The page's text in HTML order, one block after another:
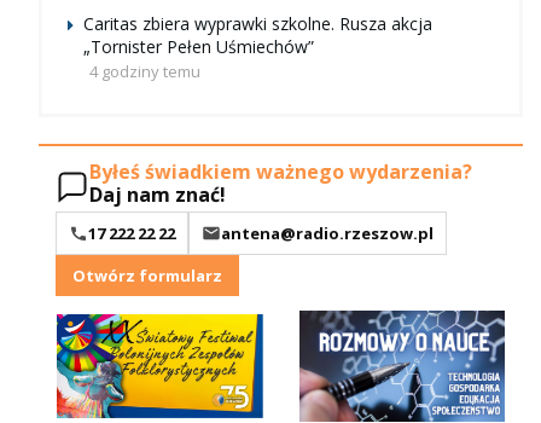
Caritas zbiera wyprawki szkolne. Rusza akcja
„Tornister Pełen Uśmiechów”
4 godziny temu
Byłeś świadkiem ważnego wydarzenia?
Daj nam znać!
17 222 22 22
antena@radio.rzeszow.pl
Otwórz formularz